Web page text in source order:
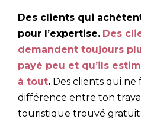
Des clients qui
pour l’expertise. Des
demandent toujours
payé peu et qu’ils
à tout. Des clients qui ne
différence entre ton
touristique trouvé